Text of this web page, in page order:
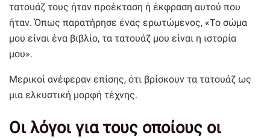
τατουάζ τους ήταν προέκταση ή έκφραση αυτού που
ήταν. Όπως παρατήρησε ένας ερωτώμενος, «Το σώμα
μου είναι ένα βιβλίο, τα τατουάζ μου είναι η ιστορία
μου».
Μερικοί ανέφεραν επίσης, ότι βρίσκουν τα τατουάζ ως
μια ελκυστική μορφή τέχνης.
Οι λόγοι για τους οποίους οι